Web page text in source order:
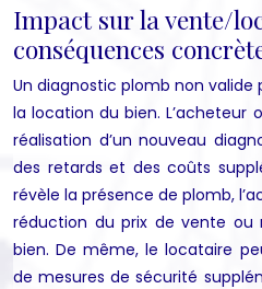
Impact sur la vente/
conséquences
Un diagnostic plomb non
la location du bien. L’acheteur
réalisation d’un nouveau
des retards et des coûts
révèle la présence de plomb,
réduction du prix de vente ou
bien. De même, le locataire
de mesures de sécurité